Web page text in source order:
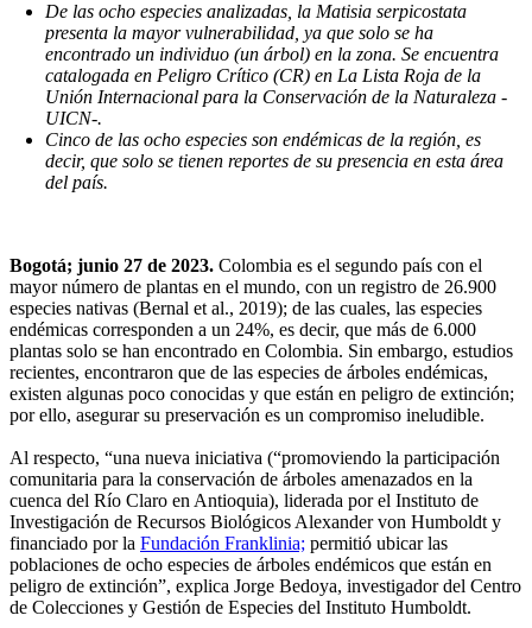
De las ocho especies analizadas, la Matisia serpicostata
presenta la mayor vulnerabilidad, ya que solo se ha
encontrado un individuo (un árbol) en la zona. Se encuentra
catalogada en Peligro Crítico (CR) en La Lista Roja de la
Unión Internacional para la Conservación de la Naturaleza -
UICN-.
Cinco de las ocho especies son endémicas de la región, es
decir, que solo se tienen reportes de su presencia en esta área
del país.
Bogotá; junio 27 de 2023. Colombia es el segundo país con el
mayor número de plantas en el mundo, con un registro de 26.900
especies nativas (Bernal et al., 2019); de las cuales, las especies
endémicas corresponden a un 24%, es decir, que más de 6.000
plantas solo se han encontrado en Colombia. Sin embargo, estudios
recientes, encontraron que de las especies de árboles endémicas,
existen algunas poco conocidas y que están en peligro de extinción;
por ello, asegurar su preservación es un compromiso ineludible.
Al respecto, “una nueva iniciativa (“promoviendo la participación
comunitaria para la conservación de árboles amenazados en la
cuenca del Río Claro en Antioquia), liderada por el Instituto de
Investigación de Recursos Biológicos Alexander von Humboldt y
financiado por la Fundación Franklinia; permitió ubicar las
poblaciones de ocho especies de árboles endémicos que están en
peligro de extinción”, explica Jorge Bedoya, investigador del Centro
de Colecciones y Gestión de Especies del Instituto Humboldt.